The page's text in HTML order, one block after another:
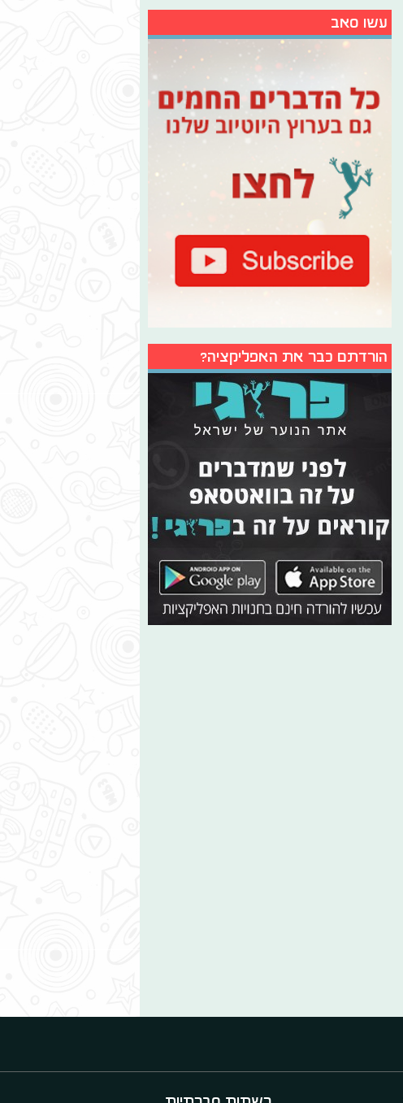
עשו סאב
הורדתם כבר את האפליקציה?